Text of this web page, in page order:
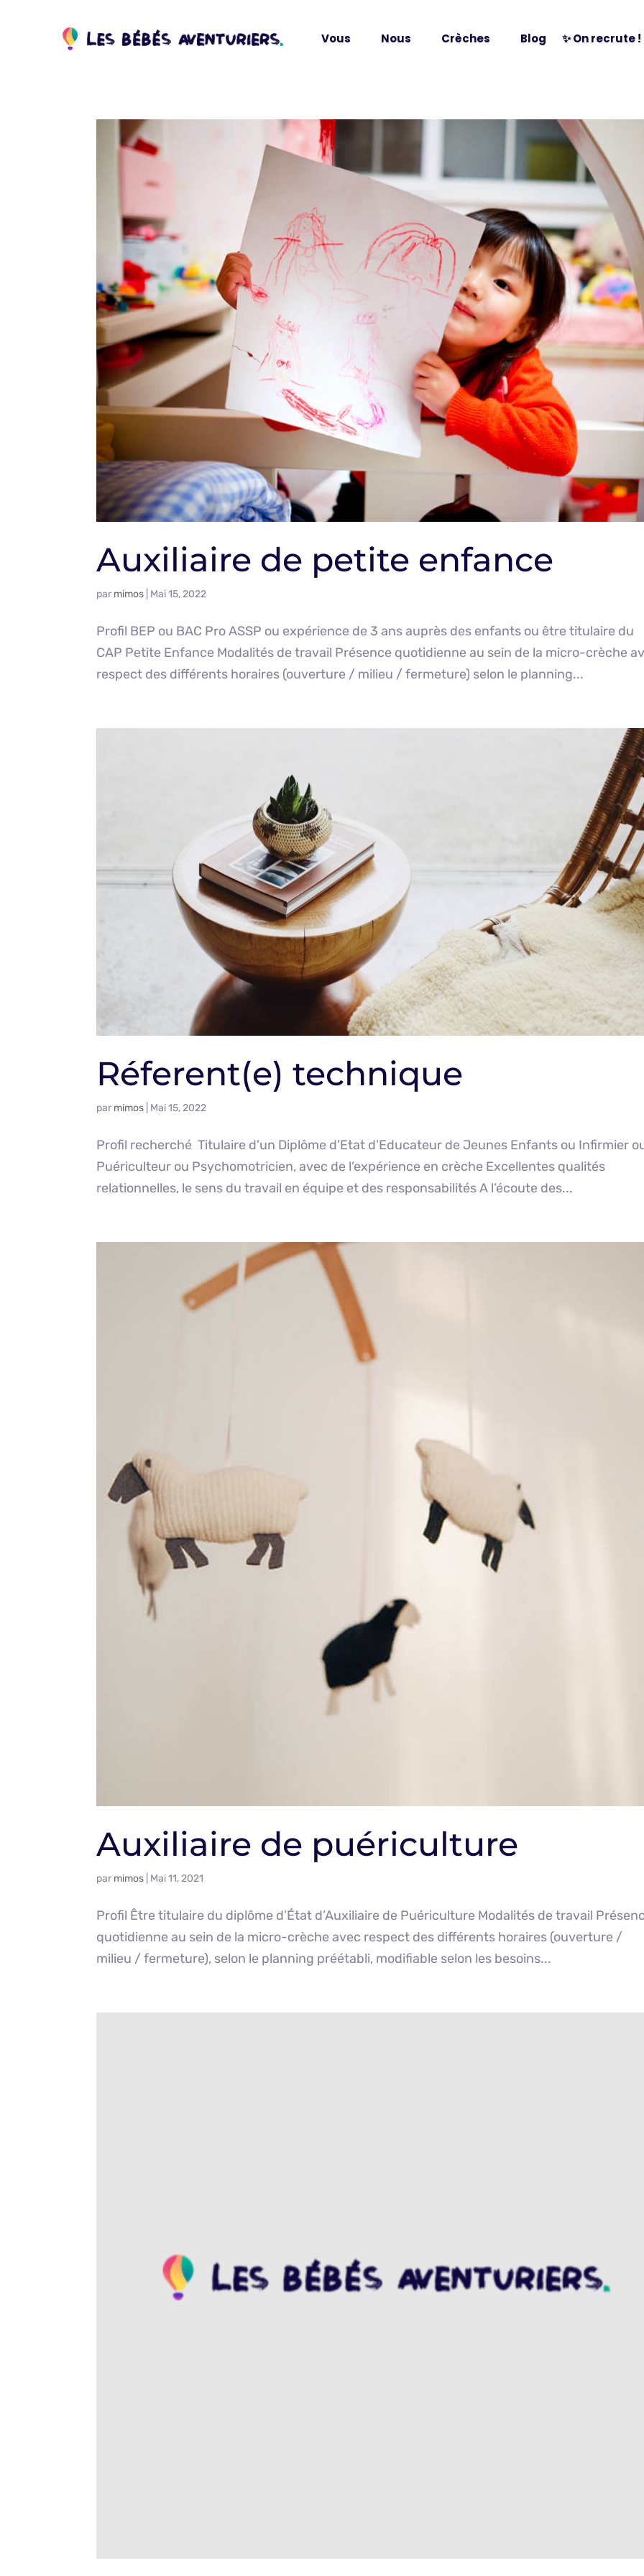
Vous Nous Crèches Blog ✨ On recrute !
Auxiliaire de petite enfance
par mimos Mai 15, 2022
Profil BEP ou BAC Pro ASSP ou expérience de 3 ans auprès des enfants ou être titulaire du
CAP Petite Enfance Modalités de travail Présence quotidienne au sein de la micro-crèche
respect des différents horaires (ouverture / milieu / fermeture) selon le planning...
Réferent(e) technique
par mimos Mai 15, 2022
Profil recherché Titulaire d’un Diplôme d’Etat d’Educateur de Jeunes Enfants ou Infirmier
Puériculteur ou Psychomotricien, avec de l’expérience en crèche Excellentes qualités
relationnelles, le sens du travail en équipe et des responsabilités A l’écoute des...
Auxiliaire de puériculture
par mimos Mai 11, 2021
Profil Être titulaire du diplôme d’État d’Auxiliaire de Puériculture Modalités de travail
quotidienne au sein de la micro-crèche avec respect des différents horaires (ouverture /
milieu / fermeture), selon le planning préétabli, modifiable selon les besoins...